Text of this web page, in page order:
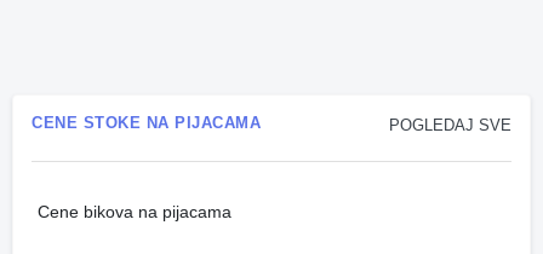
POGLEDAJ SVE
CENE STOKE NA PIJACAMA
Cene bikova na pijacama